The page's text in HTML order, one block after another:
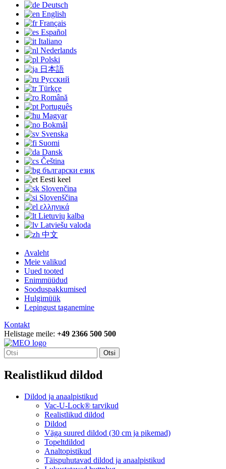
Deutsch
English
Français
Español
Italiano
Nederlands
Polski
日本語
Русский
Türkçe
Română
Português
Magyar
Bokmål
Svenska
Suomi
Dansk
Čeština
български език
Eesti keel
Slovenčina
Slovenščina
ελληνικά
Lietuvių kalba
Latviešu valoda
中文
Avaleht
Meie valikud
Uued tooted
Enimmüüdud
Sooduspakkumised
Hulgimüük
Lepingust taganemine
Kontakt
Helistage meile: +49 2366 500 500
Otsi
Realistlikud dildod
Dildod ja anaalpistikud
Vac-U-Lock® tarvikud
Realistlikud dildod
Dildod
Väga suured dildod (30 cm ja pikemad)
Topeltdildod
Analtopistikud
Täispuhutavad dildod ja anaalpistikud